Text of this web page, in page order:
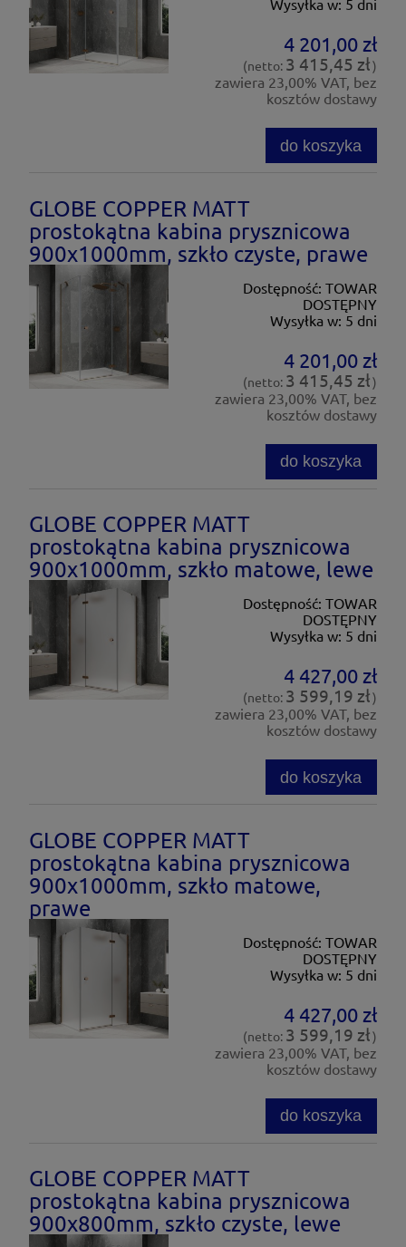
Wysyłka w: 5 dni
4 201,00 zł
(netto: 3 415,45 zł)
zawiera 23,00% VAT, bez
kosztów dostawy
do koszyka
GLOBE COPPER MATT
prostokątna kabina prysznicowa
900x1000mm, szkło czyste, prawe
Dostępność: TOWAR
DOSTĘPNY
Wysyłka w: 5 dni
4 201,00 zł
(netto: 3 415,45 zł)
zawiera 23,00% VAT, bez
kosztów dostawy
do koszyka
GLOBE COPPER MATT
prostokątna kabina prysznicowa
900x1000mm, szkło matowe, lewe
Dostępność: TOWAR
DOSTĘPNY
Wysyłka w: 5 dni
4 427,00 zł
(netto: 3 599,19 zł)
zawiera 23,00% VAT, bez
kosztów dostawy
do koszyka
GLOBE COPPER MATT
prostokątna kabina prysznicowa
900x1000mm, szkło matowe,
prawe
Dostępność: TOWAR
DOSTĘPNY
Wysyłka w: 5 dni
4 427,00 zł
(netto: 3 599,19 zł)
zawiera 23,00% VAT, bez
kosztów dostawy
do koszyka
GLOBE COPPER MATT
prostokątna kabina prysznicowa
900x800mm, szkło czyste, lewe